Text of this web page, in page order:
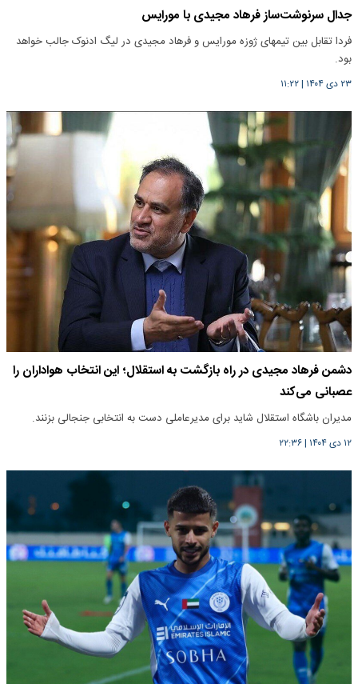
جدال سرنوشت‌ساز فرهاد مجیدی با مورایس
فردا تقابل بین تیمهای ژوزه مورایس و فرهاد مجیدی در لیگ ادنوک جالب خواهد
بود.
۲۳ دی ۱۴۰۴ |۱۱:۲۲
دشمن فرهاد مجیدی در راه بازگشت به استقلال؛ این انتخاب هواداران را
عصبانی می‌کند
مدیران باشگاه استقلال شاید برای مدیرعاملی دست به انتخابی جنجالی بزنند.
۱۲ دی ۱۴۰۴ |۲۲:۳۶